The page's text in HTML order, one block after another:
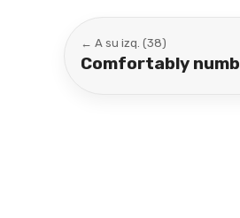
← A su izq. (38)
Comfortably numb